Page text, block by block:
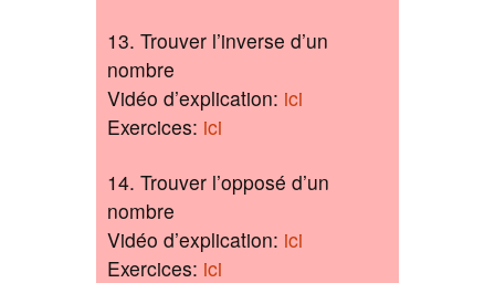
13. Trouver l’inverse d’un
nombre
Vidéo d’explication: ici
Exercices: ici
14. Trouver l’opposé d’un
nombre
Vidéo d’explication: ici
Exercices: ici